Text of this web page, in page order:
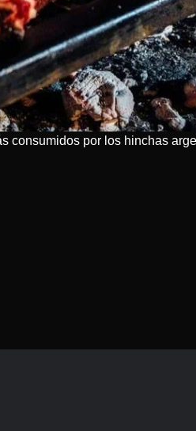
consumidos por los hinchas